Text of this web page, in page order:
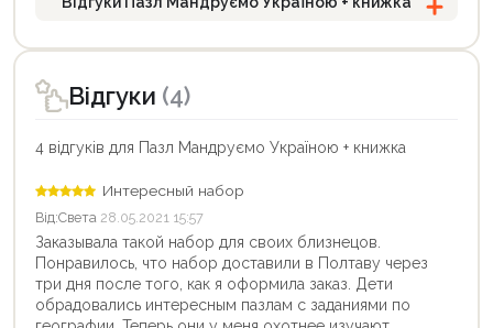
Відгуки (4)
4 відгуків для Пазл Мандруємо Україною + книжка
Интересный набор
Від:Света 28.05.2021 15:57
Заказывала такой набор для своих близнецов.
Понравилось, что набор доставили в Полтаву через
три дня после того, как я оформила заказ. Дети
обрадовались интересным пазлам с заданиями по